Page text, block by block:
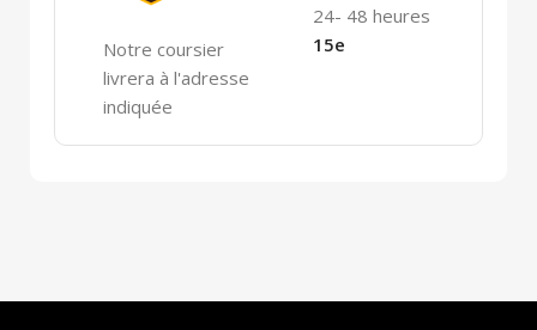
Notre coursier
livrera à l'adresse
indiquée
24- 48 heures
15e